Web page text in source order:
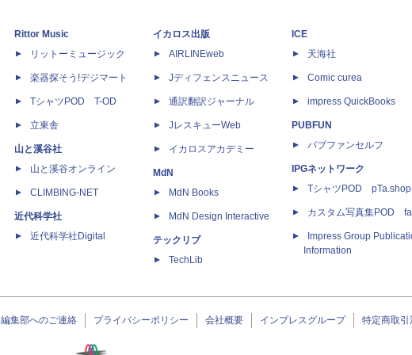
Rittor Music
リットーミュージック
楽器探そう!デジマート
TシャツPOD T-OD
立東舎
山と溪谷社
山と溪谷オンライン
CLIMBING-NET
近代科学社
近代科学社Digital
イカロス出版
AIRLINEweb
Jディフェンスニュース
通訳翻訳ジャーナル
JレスキューWeb
イカロスアカデミー
MdN
MdN Books
MdN Design Interactive
テックリブ
TechLib
ICE
天海社
Comic curea
impress QuickBooks
PUBFUN
パブファンセルフ
IPGネットワーク
TシャツPOD pTa.shop
カスタム写真集POD
Impress Group
Information
編集部へのご連絡 プライバシーポリシー 会社概要 インプレスグループ 特定商取